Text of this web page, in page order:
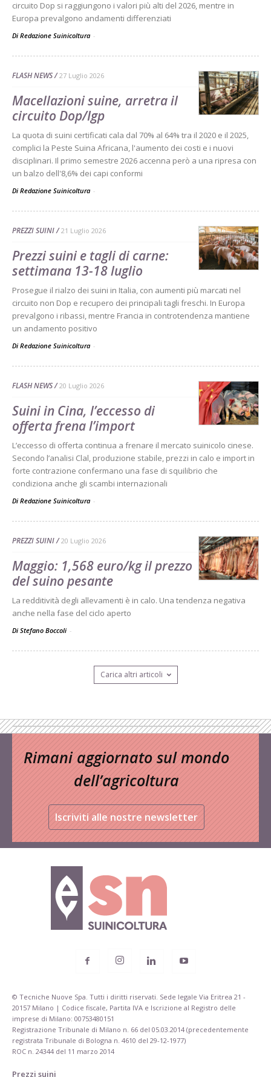
circuito Dop si raggiungono i valori più alti del 2026, mentre in
Europa prevalgono andamenti differenziati
Di Redazione Suinicoltura -
FLASH NEWS 27 Luglio 2026
Macellazioni suine, arretra il
circuito Dop/Igp
La quota di suini certificati cala dal 70% al 64% tra il 2020 e il 2025,
complici la Peste Suina Africana, l'aumento dei costi e i nuovi
disciplinari. Il primo semestre 2026 accenna però a una ripresa con
un balzo dell'8,6% dei capi conformi
Di Redazione Suinicoltura -
PREZZI SUINI 21 Luglio 2026
Prezzi suini e tagli di carne:
settimana 13-18 luglio
Prosegue il rialzo dei suini in Italia, con aumenti più marcati nel
circuito non Dop e recupero dei principali tagli freschi. In Europa
prevalgono i ribassi, mentre Francia in controtendenza mantiene
un andamento positivo
Di Redazione Suinicoltura -
FLASH NEWS 20 Luglio 2026
Suini in Cina, l’eccesso di
offerta frena l’import
L’eccesso di offerta continua a frenare il mercato suinicolo cinese.
Secondo l’analisi Clal, produzione stabile, prezzi in calo e import in
forte contrazione confermano una fase di squilibrio che
condiziona anche gli scambi internazionali
Di Redazione Suinicoltura -
PREZZI SUINI 20 Luglio 2026
Maggio: 1,568 euro/kg il prezzo
del suino pesante
La redditività degli allevamenti è in calo. Una tendenza negativa
anche nella fase del ciclo aperto
Di Stefano Boccoli -
Carica altri articoli
Rimani aggiornato sul mondo
dell’agricoltura
Iscriviti alle nostre newsletter
© Tecniche Nuove Spa. Tutti i diritti riservati. Sede legale Via Eritrea 21 -
20157 Milano | Codice fiscale, Partita IVA e Iscrizione al Registro delle
imprese di Milano: 00753480151
Registrazione Tribunale di Milano n. 66 del 05.03.2014 (precedentemente
registrata Tribunale di Bologna n. 4610 del 29-12-1977)
ROC n. 24344 del 11 marzo 2014
Prezzi suini